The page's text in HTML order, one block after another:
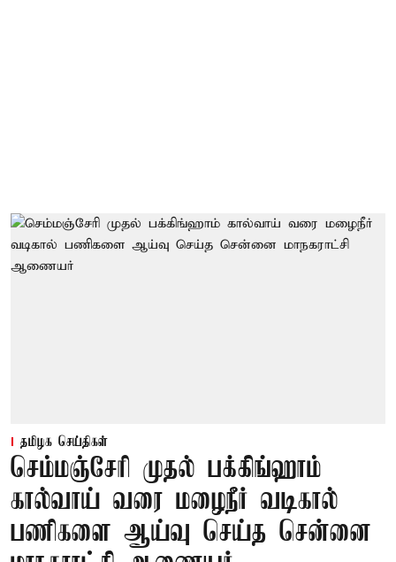
தமிழக செய்திகள்
செம்மஞ்சேரி முதல் பக்கிங்ஹாம்
கால்வாய் வரை மழைநீர் வடிகால்
பணிகளை ஆய்வு செய்த சென்னை